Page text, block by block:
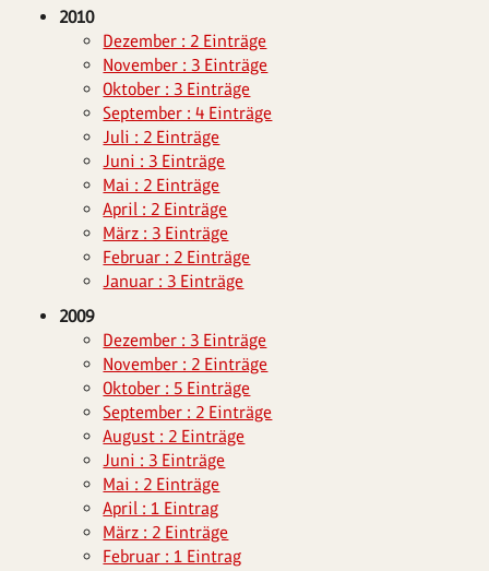
2010
Dezember : 2 Einträge
November : 3 Einträge
Oktober : 3 Einträge
September : 4 Einträge
Juli : 2 Einträge
Juni : 3 Einträge
Mai : 2 Einträge
April : 2 Einträge
März : 3 Einträge
Februar : 2 Einträge
Januar : 3 Einträge
2009
Dezember : 3 Einträge
November : 2 Einträge
Oktober : 5 Einträge
September : 2 Einträge
August : 2 Einträge
Juni : 3 Einträge
Mai : 2 Einträge
April : 1 Eintrag
März : 2 Einträge
Februar : 1 Eintrag